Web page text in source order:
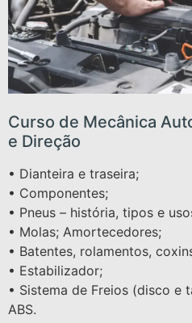
Curso de Mecânica
e Direção
• Dianteira e traseira;
• Componentes;
• Pneus – história, tipos e
• Molas; Amortecedores;
• Batentes, rolamentos,
• Estabilizador;
• Sistema de Freios (disco e
ABS.